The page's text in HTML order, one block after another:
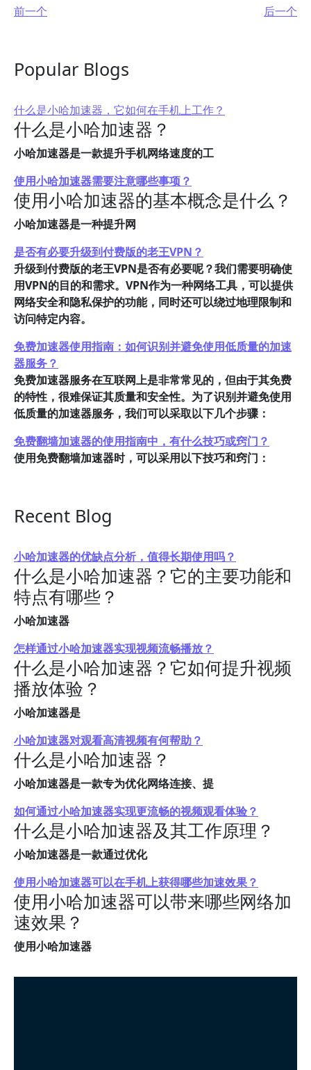
前一个
后一个
Popular Blogs
什么是小哈加速器，它如何在手机上工作？
什么是小哈加速器？
小哈加速器是一款提升手机网络速度的工
使用小哈加速器需要注意哪些事项？
使用小哈加速器的基本概念是什么？
小哈加速器是一种提升网
是否有必要升级到付费版的老王VPN？
升级到付费版的老王VPN是否有必要呢？我们需要明确使
用VPN的目的和需求。VPN作为一种网络工具，可以提供
网络安全和隐私保护的功能，同时还可以绕过地理限制和
访问特定内容。
免费加速器使用指南：如何识别并避免使用低质量的加速
器服务？
免费加速器服务在互联网上是非常常见的，但由于其免费
的特性，很难保证其质量和安全性。为了识别并避免使用
低质量的加速器服务，我们可以采取以下几个步骤：
免费翻墙加速器的使用指南中，有什么技巧或窍门？
使用免费翻墙加速器时，可以采用以下技巧和窍门：
Recent Blog
小哈加速器的优缺点分析，值得长期使用吗？
什么是小哈加速器？它的主要功能和
特点有哪些？
小哈加速器
怎样通过小哈加速器实现视频流畅播放？
什么是小哈加速器？它如何提升视频
播放体验？
小哈加速器是
小哈加速器对观看高清视频有何帮助？
什么是小哈加速器？
小哈加速器是一款专为优化网络连接、提
如何通过小哈加速器实现更流畅的视频观看体验？
什么是小哈加速器及其工作原理？
小哈加速器是一款通过优化
使用小哈加速器可以在手机上获得哪些加速效果？
使用小哈加速器可以带来哪些网络加
速效果？
使用小哈加速器